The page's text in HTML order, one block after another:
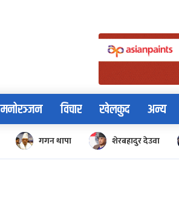
मनोरञ्जन विचार खेलकुद अन्य
गगन थापा शेरबहादुर देउवा